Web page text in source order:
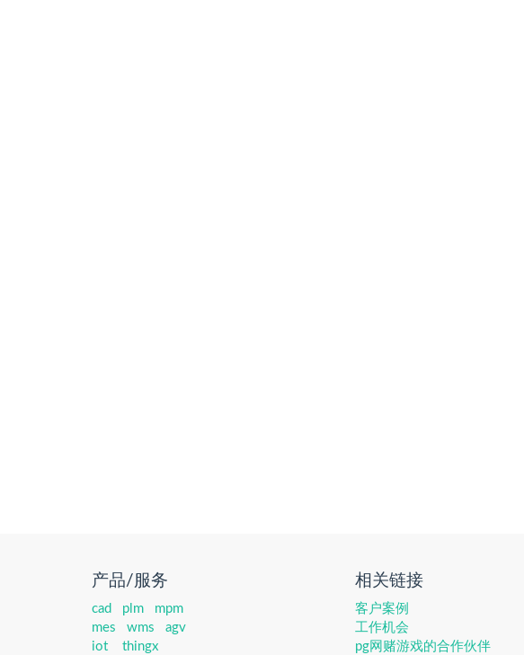
产品/服务
cad plm
mpm
mes
wms
agv
iot
thingx
相关链接
客户案例
工作机会
pg网赌游戏的合作伙伴